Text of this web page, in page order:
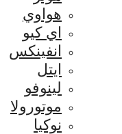
هواوي
اي كيو
انفينكس
ايتل
لينوفو
موتورولا
نوكيا